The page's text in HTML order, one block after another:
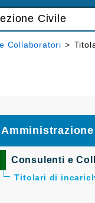
Civile
Collaboratori >
Consulenti e
Titolari di